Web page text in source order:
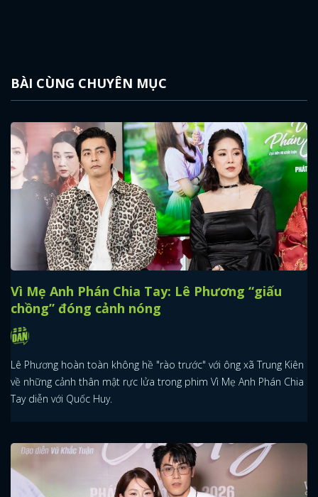
BÀI CÙNG CHUYÊN MỤC
Vì Mẹ Anh Phán Chia Tay: Lê Phương “giấu
chồng” đóng cảnh nóng
Lê Phương hoàn toàn không hề "rào trước" với ông xã Trung Kiên
về những cảnh thân mật rực lửa trong phim Vì Mẹ Anh Phán Chia
Tay diễn với Quốc Huy.